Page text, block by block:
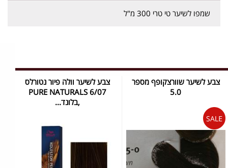
שמפו לשיער טי טרי 300 מ"ל
צבע לשיער שוורצקופף מספר
5.0
צבע לשיער וולה פיור נטורלס
PURE NATURALS 6/07
,בלונד...